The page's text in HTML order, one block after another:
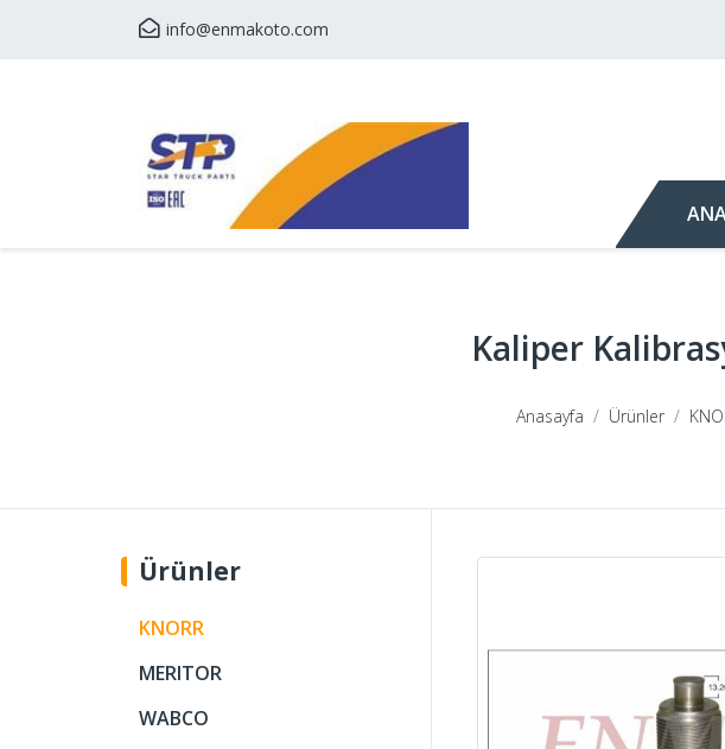
info@enmakoto.com
Kaliper
Anasayfa Ürünler
Ürünler
KNORR
MERITOR
WABCO